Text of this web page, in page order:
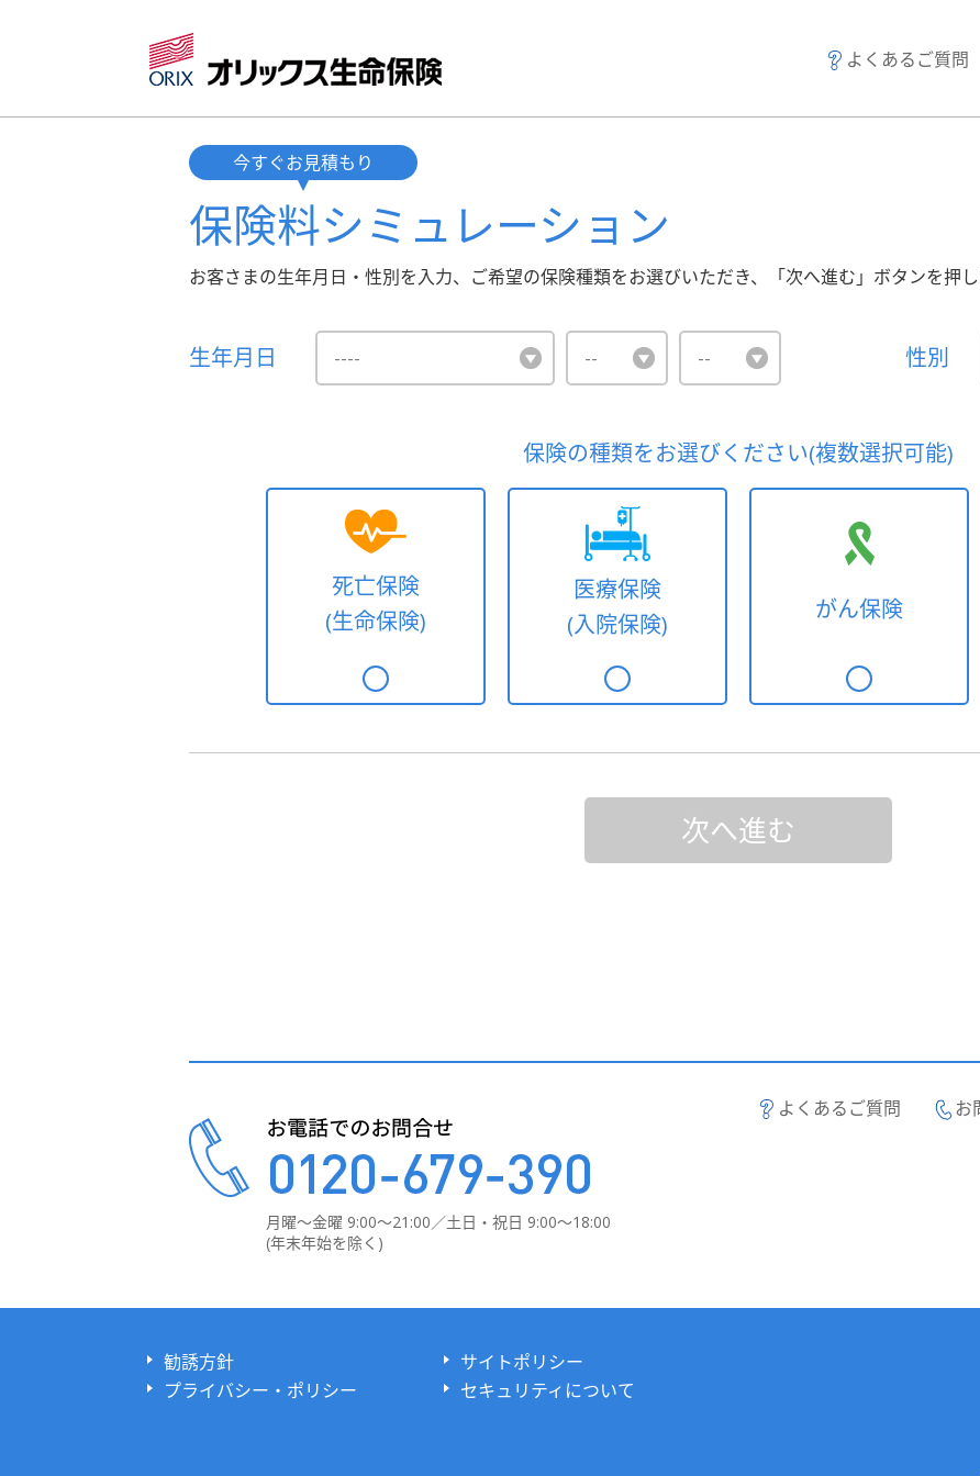
よくあるご質問
今すぐお見積もり
保険料シミュレーション
お客さまの生年月日・性別を入力、ご希望の保険種類をお選びいただき、「次へ進む」ボタンを押し
生年月日 性別
保険の種類をお選びください(複数選択可能)
死亡保険
(生命保険)
医療保険
(入院保険)
がん保険
次へ進む
よくあるご質問 お
月曜～金曜 9:00～21:00／土日・祝日 9:00～18:00
(年末年始を除く)
勧誘方針
プライバシー・ポリシー
サイトポリシー
セキュリティについて